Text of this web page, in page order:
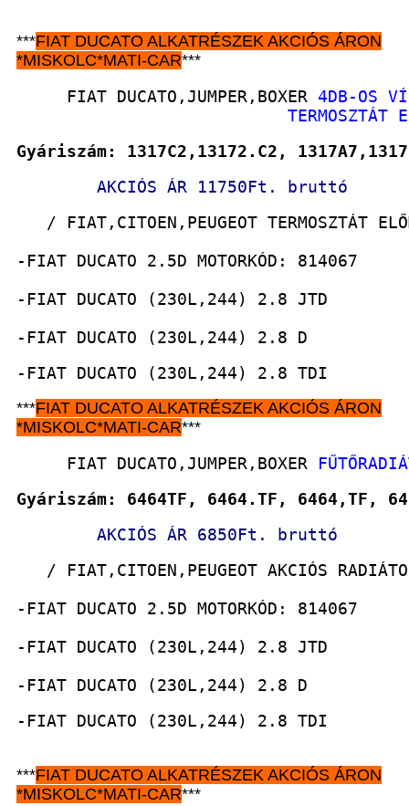
***FIAT DUCATO ALKATRÉSZEK AKCIÓS ÁRON
*MISKOLC*MATI-CAR***
     FIAT DUCATO,JUMPER,BOXER
4DB-OS
Gyáriszám: 1317C2,13172.C2,
AKCIÓS ÁR 11750Ft. bruttó
/ FIAT,CITOEN,PEUGEOT TERMOSZTÁT
-FIAT DUCATO 2.5D MOTORKÓD: 814067
-FIAT DUCATO (230L,244) 2.8 JTD
-FIAT DUCATO (230L,244) 2.8 D
-FIAT DUCATO (230L,244) 2.8 TDI
***FIAT DUCATO ALKATRÉSZEK AKCIÓS ÁRON
*MISKOLC*MATI-CAR***
     FIAT DUCATO,JUMPER,BOXER
Gyáriszám: 6464TF, 6464.TF, 6464,TF,
AKCIÓS ÁR 6850Ft. bruttó
/ FIAT,CITOEN,PEUGEOT AKCIÓS
-FIAT DUCATO 2.5D MOTORKÓD: 814067
-FIAT DUCATO (230L,244) 2.8 JTD
-FIAT DUCATO (230L,244) 2.8 D
-FIAT DUCATO (230L,244) 2.8 TDI
***FIAT DUCATO ALKATRÉSZEK AKCIÓS ÁRON
*MISKOLC*MATI-CAR***